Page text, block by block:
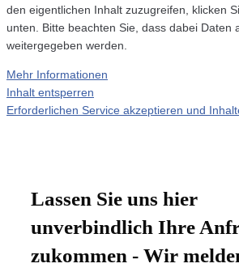
den eigentlichen Inhalt zuzugreifen, klicken
unten. Bitte beachten Sie, dass dabei Daten
weitergegeben werden.
Mehr Informationen
Inhalt entsperren
Erforderlichen Service akzeptieren und
Lassen Sie uns hier
unverbindlich Ihre
zukommen - Wir